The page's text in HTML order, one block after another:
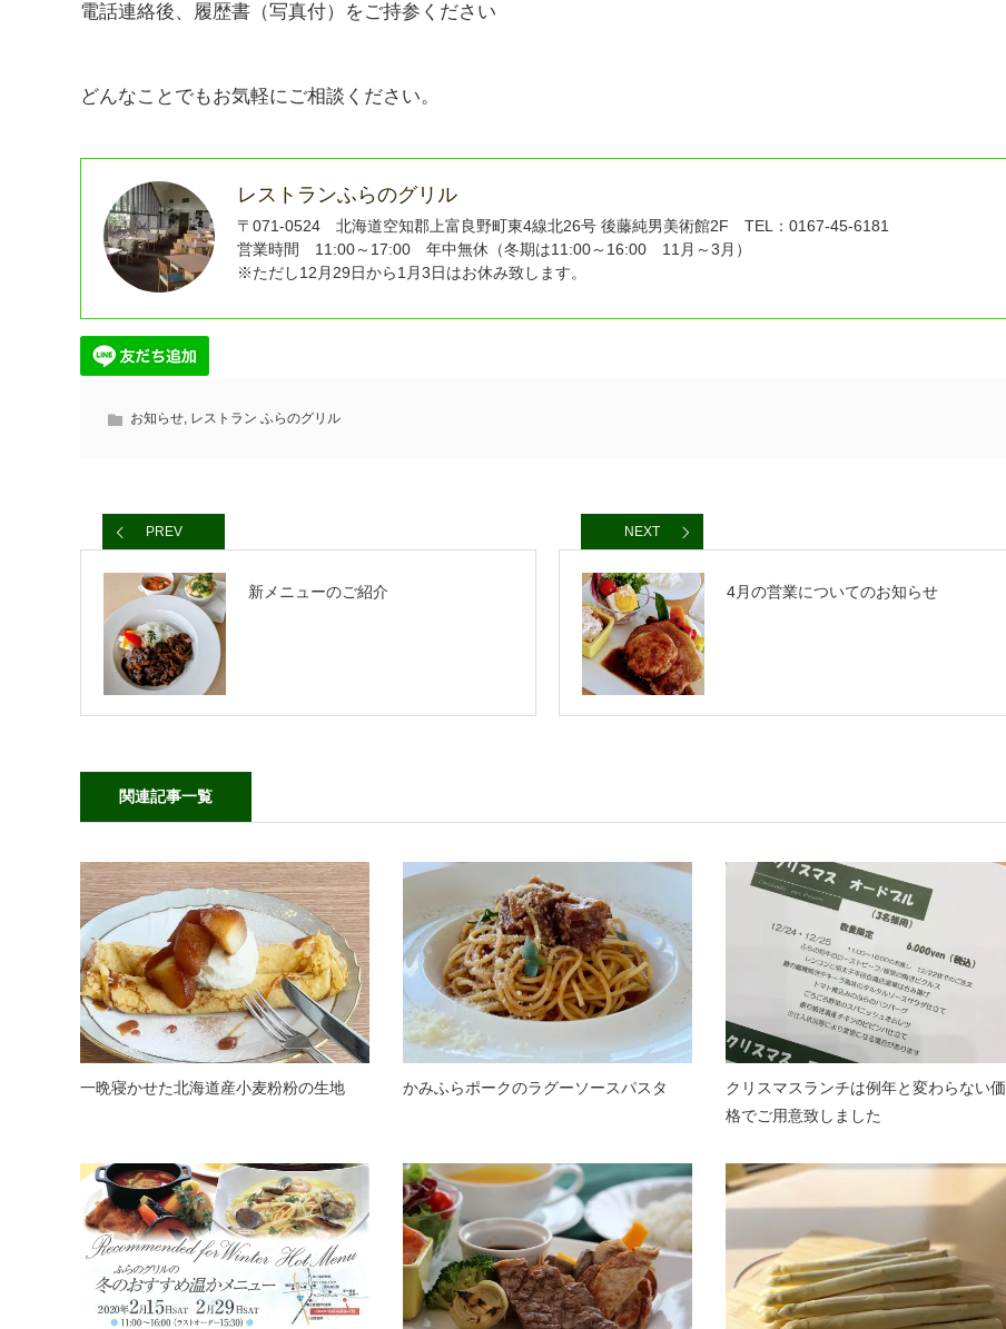
電話連絡後、履歴書（写真付）をご持参ください
どんなことでもお気軽にご相談ください。
レストランふらのグリル
〒071-0524 北海道空知郡上富良野町東4線北26号 後藤純男美術館2F TEL：0167-45-6181
営業時間 11:00～17:00 年中無休（冬期は11:00～16:00 11月～3月）
※ただし12月29日から1月3日はお休み致します。
お知らせ, レストラン ふらのグリル
PREV
新メニューのご紹介
NEXT
4月の営業についてのお知らせ
関連記事一覧
一晩寝かせた北海道産小麦粉粉の生地 かみふらポークのラグーソースパスタ
クリスマスランチは例年と変わらない価
格でご用意致しました